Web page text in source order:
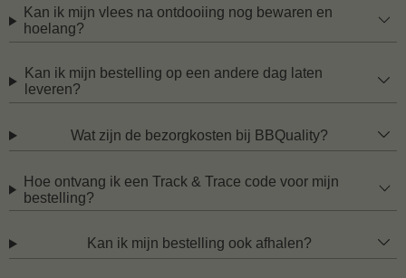
Kan ik mijn vlees na ontdooiing nog bewaren en
hoelang?
Kan ik mijn bestelling op een andere dag laten
leveren?
Wat zijn de bezorgkosten bij BBQuality?
Hoe ontvang ik een Track & Trace code voor mijn
bestelling?
Kan ik mijn bestelling ook afhalen?